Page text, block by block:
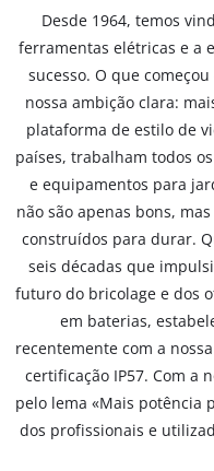
Desde 1964, temos
ferramentas elétricas e a
sucesso. O que
nossa ambição clara:
plataforma de estilo de
países, trabalham todos
e equipamentos para
não são apenas bons,
construídos para durar.
seis décadas que
futuro do bricolage e dos
em baterias,
recentemente com a
certificação IP57. Com a
pelo lema «Mais potência
dos profissionais e